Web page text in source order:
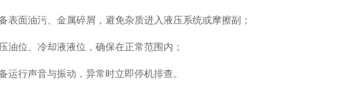
表面油污、金属碎屑，避免杂质进入液压系统或摩擦副；
油位、冷却液液位，确保在正常范围内；
运行声音与振动，异常时立即停机排查。